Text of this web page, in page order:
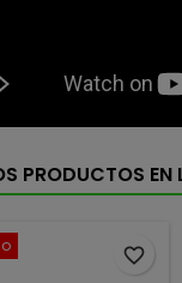
PRODUCTOS
favorite_border